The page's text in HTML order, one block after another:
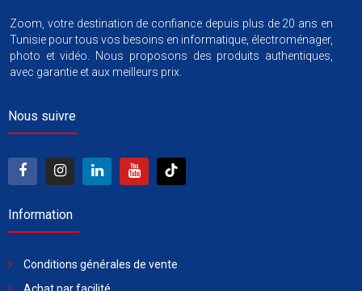
Zoom, votre destination de confiance depuis plus de 20 ans en
Tunisie pour tous vos besoins en informatique, électroménager,
photo et vidéo. Nous proposons des produits authentiques,
avec garantie et aux meilleurs prix.
Nous suivre
Information
Conditions générales de vente